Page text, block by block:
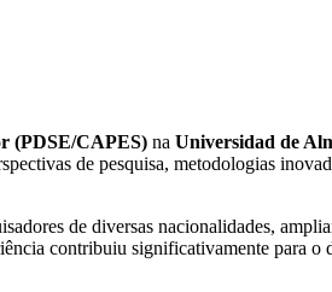
(PDSE/CAPES) na Universidad de
de pesquisa, metodologias
de diversas nacionalidades,
contribuiu significativamente para o